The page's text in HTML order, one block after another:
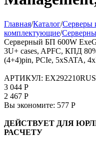
Главная/Каталог/Серверы
комплектующие/
Серверный БП 600W
3U+ cases, APFC, КПД
(4+4)pin, PCIe, 5xSATA,
АРТИКУЛ: EX292210RUS
3 044 Р
2 467 Р
Вы экономите: 577 Р
ДЕЙСТВУЕТ ДЛЯ
РАСЧЕТУ